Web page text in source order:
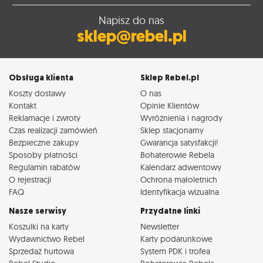
Napisz do nas
sklep@rebel.pl
Obsługa klienta
Koszty dostawy
Kontakt
Reklamacje i zwroty
Czas realizacji zamówień
Bezpieczne zakupy
Sposoby płatności
Regulamin rabatów
O rejestracji
FAQ
Sklep Rebel.pl
O nas
Opinie Klientów
Wyróżnienia i nagrody
Sklep stacjonarny
Gwarancja satysfakcji!
Bohaterowie Rebela
Kalendarz adwentowy
Ochrona małoletnich
Identyfikacja wizualna
Nasze serwisy
Koszulki na karty
Wydawnictwo Rebel
Sprzedaż hurtowa
Przydatne linki
Newsletter
Karty podarunkowe
System PDK i trofea